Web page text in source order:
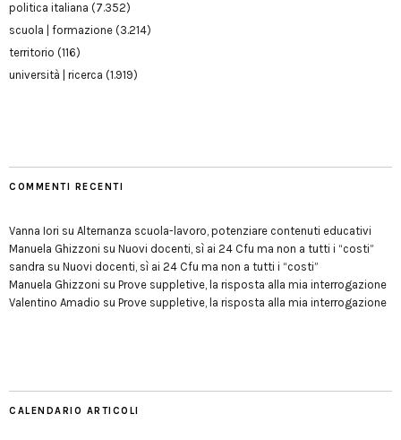
politica italiana (7.352)
scuola | formazione (3.214)
territorio (116)
università | ricerca (1.919)
COMMENTI RECENTI
Vanna Iori su Alternanza scuola-lavoro, potenziare contenuti educativi
Manuela Ghizzoni su Nuovi docenti, sì ai 24 Cfu ma non a tutti i “costi”
sandra su Nuovi docenti, sì ai 24 Cfu ma non a tutti i “costi”
Manuela Ghizzoni su Prove suppletive, la risposta alla mia interrogazione
Valentino Amadio su Prove suppletive, la risposta alla mia interrogazione
CALENDARIO ARTICOLI